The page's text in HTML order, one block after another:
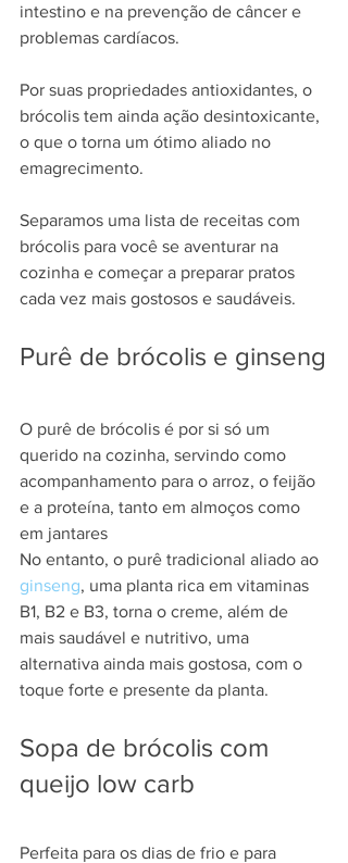
intestino e na prevenção de câncer e
problemas cardíacos.
Por suas propriedades antioxidantes, o
brócolis tem ainda ação desintoxicante,
o que o torna um ótimo aliado no
emagrecimento.
Separamos uma lista de receitas com
brócolis para você se aventurar na
cozinha e começar a preparar pratos
cada vez mais gostosos e saudáveis.
Purê de brócolis e ginseng
O purê de brócolis é por si só um
querido na cozinha, servindo como
acompanhamento para o arroz, o feijão
e a proteína, tanto em almoços como
em jantares
No entanto, o purê tradicional aliado ao
ginseng, uma planta rica em vitaminas
B1, B2 e B3, torna o creme, além de
mais saudável e nutritivo, uma
alternativa ainda mais gostosa, com o
toque forte e presente da planta.
Sopa de brócolis com
queijo low carb
Perfeita para os dias de frio e para